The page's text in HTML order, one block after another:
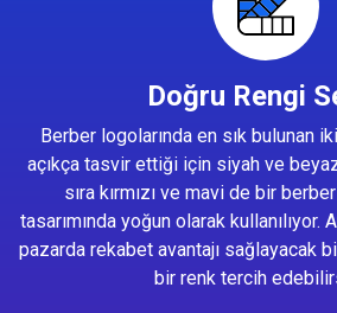
Doğru Rengi
Berber logolarında en sık bulunan
açıkça tasvir ettiği için siyah ve
sıra kırmızı ve mavi de bir
tasarımında yoğun olarak
pazarda rekabet avantajı sağlayacak
bir renk tercih